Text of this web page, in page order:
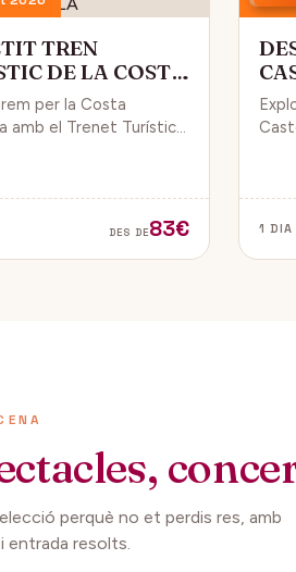
TREN
DE LA COSTA
per la Costa
amb el Trenet Turístic,
la Mar Mediterrània.
DES DE83€
de
1 DIA
perquè no et perdis res, amb
entrada resolts.